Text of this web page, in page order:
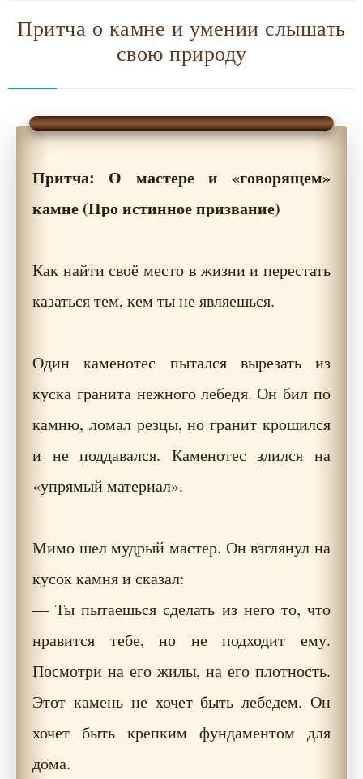
Притча о камне и умении слышать
свою природу
Притча: О мастере и «говорящем»
камне (Про истинное призвание)
Как найти своё место в жизни и перестать
казаться тем, кем ты не являешься.
Один каменотес пытался вырезать из
куска гранита нежного лебедя. Он бил по
камню, ломал резцы, но гранит крошился
и не поддавался. Каменотес злился на
«упрямый материал».
Мимо шел мудрый мастер. Он взглянул на
кусок камня и сказал:
— Ты пытаешься сделать из него то, что
нравится тебе, но не подходит ему.
Посмотри на его жилы, на его плотность.
Этот камень не хочет быть лебедем. Он
хочет быть крепким фундаментом для
дома.